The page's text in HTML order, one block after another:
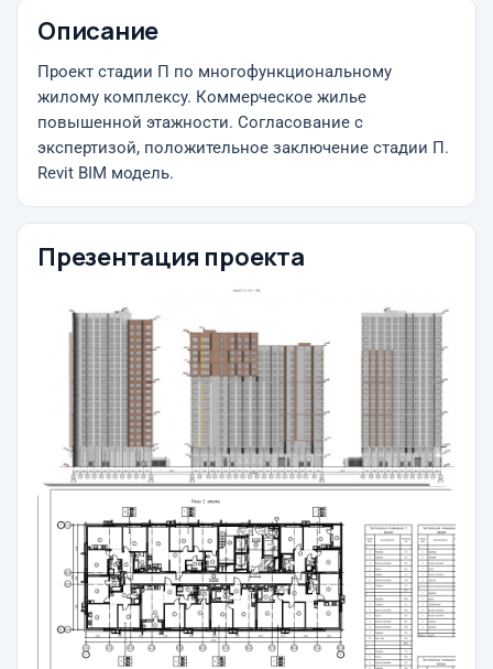
Описание
Проект стадии П по многофункциональному
жилому комплексу. Коммерческое жилье
повышенной этажности. Согласование с
экспертизой, положительное заключение стадии П.
Revit BIM модель.
Презентация проекта